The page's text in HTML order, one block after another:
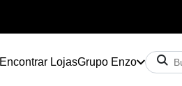
Encontrar LojasGrupo Enzo